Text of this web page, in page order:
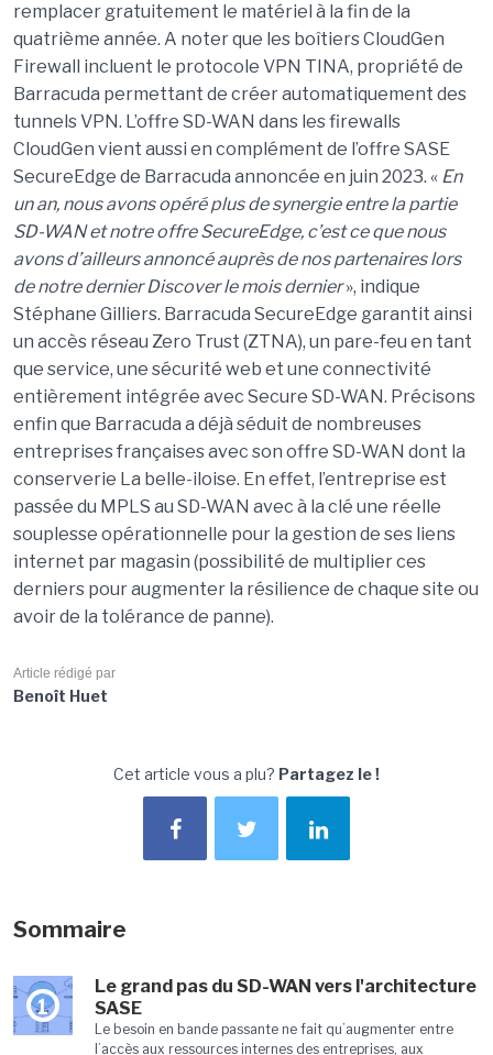
remplacer gratuitement le matériel à la fin de la
quatrième année. A noter que les boîtiers CloudGen
Firewall incluent le protocole VPN TINA, propriété de
Barracuda permettant de créer automatiquement des
tunnels VPN. L’offre SD-WAN dans les firewalls
CloudGen vient aussi en complément de l’offre SASE
SecureEdge de Barracuda annoncée en juin 2023. « En
un an, nous avons opéré plus de synergie entre la partie
SD-WAN et notre offre SecureEdge, c’est ce que nous
avons d’ailleurs annoncé auprès de nos partenaires lors
de notre dernier Discover le mois dernier», indique
Stéphane Gilliers. Barracuda SecureEdge garantit ainsi
un accès réseau Zero Trust (ZTNA), un pare-feu en tant
que service, une sécurité web et une connectivité
entièrement intégrée avec Secure SD-WAN. Précisons
enfin que Barracuda a déjà séduit de nombreuses
entreprises françaises avec son offre SD-WAN dont la
conserverie La belle-iloise. En effet, l’entreprise est
passée du MPLS au SD-WAN avec à la clé une réelle
souplesse opérationnelle pour la gestion de ses liens
internet par magasin (possibilité de multiplier ces
derniers pour augmenter la résilience de chaque site ou
avoir de la tolérance de panne).
Article rédigé par
Benoît Huet
Cet article vous a plu? Partagez le !
Sommaire
1
Le grand pas du SD-WAN vers l'architecture
SASE
Le besoin en bande passante ne fait qu’augmenter entre
l’accès aux ressources internes des entreprises, aux